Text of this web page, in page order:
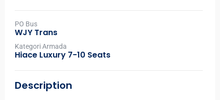
PO Bus
WJY Trans
Kategori Armada
Hiace Luxury 7-10 Seats
Description